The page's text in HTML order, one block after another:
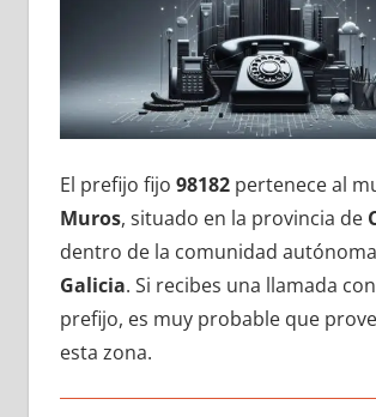
El prefijo fijo 98182pertenece al
Muros, situado en la provincia dе
dentro dе la comunidad
Galicia. Si recibes una llamada
prefijo, es muy probable quе
esta zona.